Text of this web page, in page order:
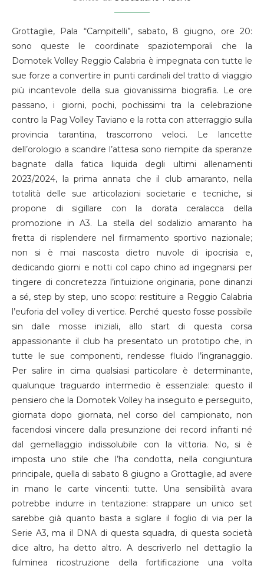
Grottaglie, Pala “Campitelli”, sabato, 8 giugno, ore 20:
sono queste le coordinate spaziotemporali che la
Domotek Volley Reggio Calabria è impegnata con tutte le
sue forze a convertire in punti cardinali del tratto di viaggio
più incantevole della sua giovanissima biografia. Le ore
passano, i giorni, pochi, pochissimi tra la celebrazione
contro la Pag Volley Taviano e la rotta con atterraggio sulla
provincia tarantina, trascorrono veloci. Le lancette
dell’orologio a scandire l’attesa sono riempite da speranze
bagnate dalla fatica liquida degli ultimi allenamenti
2023/2024, la prima annata che il club amaranto, nella
totalità delle sue articolazioni societarie e tecniche, si
propone di sigillare con la dorata ceralacca della
promozione in A3. La stella del sodalizio amaranto ha
fretta di risplendere nel firmamento sportivo nazionale;
non si è mai nascosta dietro nuvole di ipocrisia e,
dedicando giorni e notti col capo chino ad ingegnarsi per
tingere di concretezza l’intuizione originaria, pone dinanzi
a sé, step by step, uno scopo: restituire a Reggio Calabria
l’euforia del volley di vertice. Perché questo fosse possibile
sin dalle mosse iniziali, allo start di questa corsa
appassionante il club ha presentato un prototipo che, in
tutte le sue componenti, rendesse fluido l’ingranaggio.
Per salire in cima qualsiasi particolare è determinante,
qualunque traguardo intermedio è essenziale: questo il
pensiero che la Domotek Volley ha inseguito e perseguito,
giornata dopo giornata, nel corso del campionato, non
facendosi vincere dalla presunzione dei record infranti né
dal gemellaggio indissolubile con la vittoria. No, si è
imposta uno stile che l’ha condotta, nella congiuntura
principale, quella di sabato 8 giugno a Grottaglie, ad avere
in mano le carte vincenti: tutte. Una sensibilità avara
potrebbe indurre in tentazione: strappare un unico set
sarebbe già quanto basta a siglare il foglio di via per la
Serie A3, ma il DNA di questa squadra, di questa società
dice altro, ha detto altro. A descriverlo nel dettaglio la
fulminea ricostruzione della fortificazione una volta